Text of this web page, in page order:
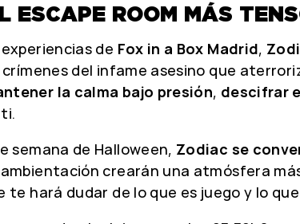
ESCAPE ROOM MÁS
de Fox in a Box Madrid,
crímenes del infame asesino que
la calma bajo presión, descifrar
semana de Halloween, Zodiac se
ambientación crearán una atmósfera
te hará dudar de lo que es juego y lo